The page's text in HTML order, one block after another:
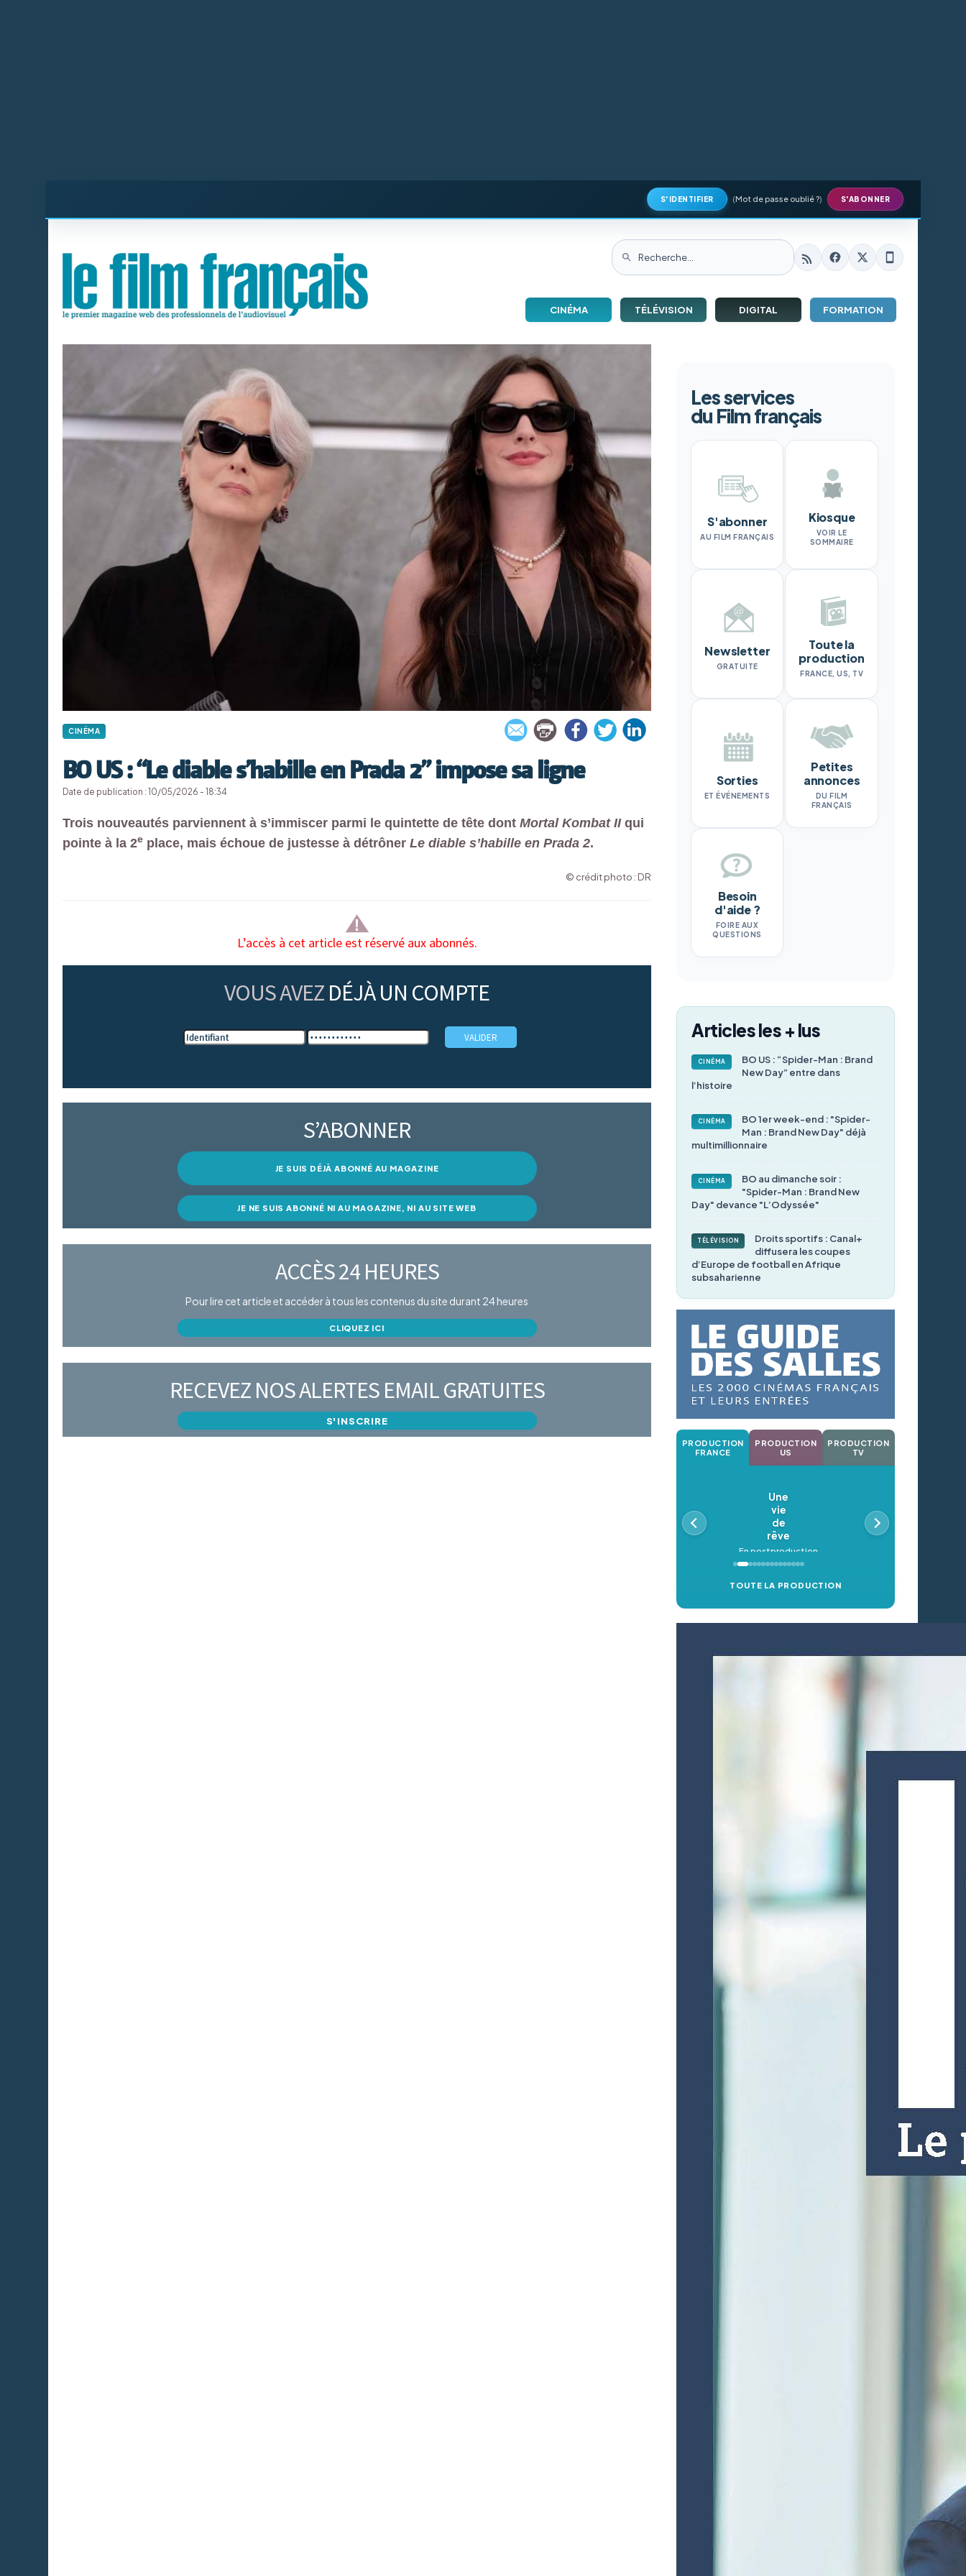
S'IDENTIFIER (Mot de passe oublié ?) S'ABONNER
CINÉMA TÉLÉVISION DIGITAL FORMATION
CINÉMA
BO US : “Le diable s’habille en Prada 2” impose sa ligne
Date de publication : 10/05/2026 - 18:34
Trois nouveautés parviennent à s’immiscer parmi le quintette de tête dont Mortal Kombat IIqui
pointe à la 2e place, mais échoue de justesse à détrôner Le diable s’habille en Prada 2.
© crédit photo : DR
L’accès à cet article est réservé aux abonnés.
VOUS AVEZ DÉJÀ UN COMPTE
S’ABONNER
JE SUIS DÉJÀ ABONNÉ AU MAGAZINE
JE NE SUIS ABONNÉ NI AU MAGAZINE, NI AU SITE WEB
ACCÈS 24 HEURES
Pour lire cet article et accéder à tous les contenus du site durant 24 heures
CLIQUEZ ICI
RECEVEZ NOS ALERTES EMAIL GRATUITES
S'INSCRIRE
Les services
du Film français
S'abonner
AU FILM FRANÇAIS
Kiosque
VOIR LE
SOMMAIRE
Newsletter
GRATUITE
Toute la
production
FRANCE, US, TV
Sorties
ET ÉVÉNEMENTS
Petites
annonces
DU FILM
FRANÇAIS
Besoin
d'aide ?
FOIRE AUX
QUESTIONS
Articles les + lus
CINÉMA
BO US : “Spider-Man : Brand
New Day” entre dans
l’histoire
CINÉMA
BO 1er week-end : "Spider-
Man : Brand New Day" déjà
multimillionnaire
CINÉMA
BO au dimanche soir :
"Spider-Man : Brand New
Day" devance "L’Odyssée"
TÉLÉVISION
Droits sportifs : Canal+
diffusera les coupes
d’Europe de football en Afrique
subsaharienne
PRODUCTION
FRANCE
PRODUCTION
US
PRODUCTION
TV
Une
vie
de
rêve
En postproduction
TOUTE LA PRODUCTION